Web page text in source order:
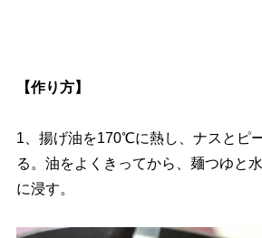
【作り方】
1、揚げ油を170℃に熱し、ナスとピ
る。油をよくきってから、麺つゆと
に浸す。